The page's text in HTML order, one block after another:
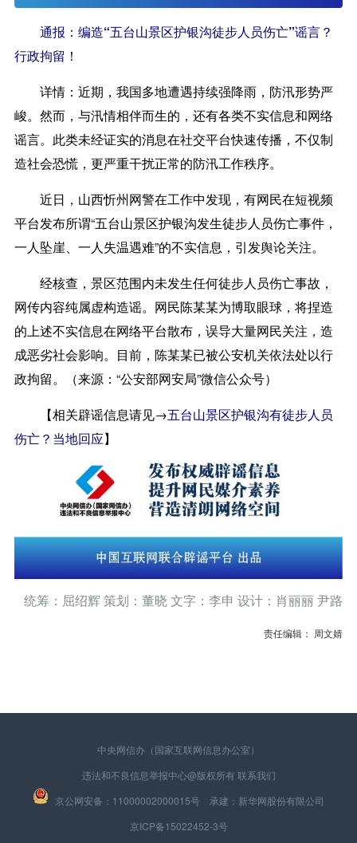
通报：编造“五台山景区护银沟徒步人员伤亡”谣言？
行政拘留！
详情： 近期，我国多地遭遇持续强降雨，防汛形势严
峻。然而，与汛情相伴而生的，还有各类不实信息和网络
谣言。此类未经证实的消息在社交平台快速传播，不仅制
造社会恐慌，更严重干扰正常的防汛工作秩序。
近日，山西忻州网警在工作中发现，有网民在短视频
平台发布所谓“五台山景区护银沟发生徒步人员伤亡事件，
一人坠崖、一人失温遇难”的不实信息，引发舆论关注。
经核查，景区范围内未发生任何徒步人员伤亡事故，
网传内容纯属虚构造谣。网民陈某某为博取眼球，将捏造
的上述不实信息在网络平台散布，误导大量网民关注，造
成恶劣社会影响。目前，陈某某已被公安机关依法处以行
政拘留。（来源：“公安部网安局”微信公众号）
【相关辟谣信息请见→五台山景区护银沟有徒步人员
伤亡？当地回应】
统筹：屈绍辉 策划：董晓 文字：李申 设计：肖丽丽 尹路
责任编辑： 周文婧
中央网信办（国家互联网信息办公室）
违法和不良信息举报中心@版权所有 联系我们
京公网安备：11000002000015号 承建：新华网股份有限公司
京ICP备15022452-3号